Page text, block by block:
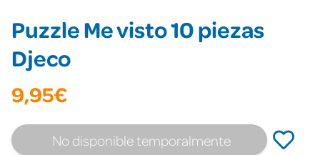
Puzzle Me visto 10 piezas
Djeco
9,95€
No disponible temporalmente